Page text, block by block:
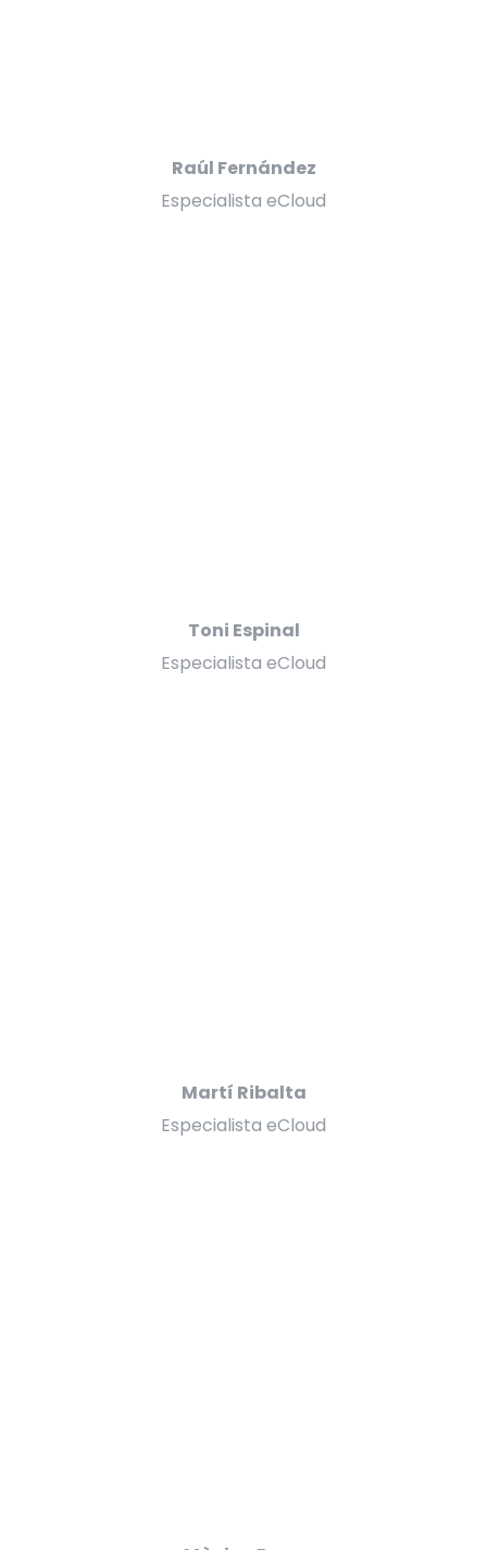
Raúl Fernández
Especialista eCloud
Toni Espinal
Especialista eCloud
Martí Ribalta
Especialista eCloud